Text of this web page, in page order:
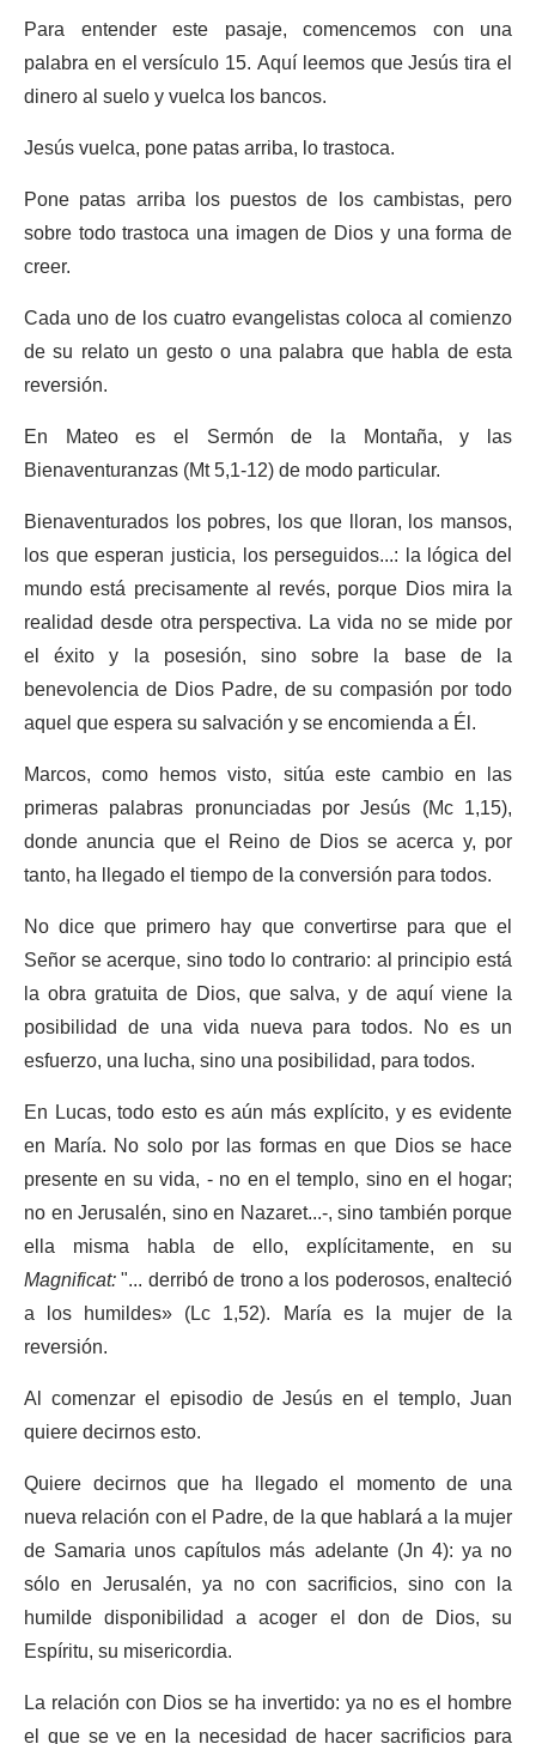
Para entender este pasaje, comencemos con una
palabra en el versículo 15. Aquí leemos que Jesús tira el
dinero al suelo y vuelca los bancos.
Jesús vuelca, pone patas arriba, lo trastoca.
Pone patas arriba los puestos de los cambistas, pero
sobre todo trastoca una imagen de Dios y una forma de
creer.
Cada uno de los cuatro evangelistas coloca al comienzo
de su relato un gesto o una palabra que habla de esta
reversión.
En Mateo es el Sermón de la Montaña, y las
Bienaventuranzas (Mt 5,1-12) de modo particular.
Bienaventurados los pobres, los que lloran, los mansos,
los que esperan justicia, los perseguidos...: la lógica del
mundo está precisamente al revés, porque Dios mira la
realidad desde otra perspectiva. La vida no se mide por
el éxito y la posesión, sino sobre la base de la
benevolencia de Dios Padre, de su compasión por todo
aquel que espera su salvación y se encomienda a Él.
Marcos, como hemos visto, sitúa este cambio en las
primeras palabras pronunciadas por Jesús (Mc 1,15),
donde anuncia que el Reino de Dios se acerca y, por
tanto, ha llegado el tiempo de la conversión para todos.
No dice que primero hay que convertirse para que el
Señor se acerque, sino todo lo contrario: al principio está
la obra gratuita de Dios, que salva, y de aquí viene la
posibilidad de una vida nueva para todos. No es un
esfuerzo, una lucha, sino una posibilidad, para todos.
En Lucas, todo esto es aún más explícito, y es evidente
en María. No solo por las formas en que Dios se hace
presente en su vida, - no en el templo, sino en el hogar;
no en Jerusalén, sino en Nazaret...-, sino también porque
ella misma habla de ello, explícitamente, en su
Magnificat:"... derribó de trono a los poderosos, enalteció
a los humildes» (Lc 1,52). María es la mujer de la
reversión.
Al comenzar el episodio de Jesús en el templo, Juan
quiere decirnos esto.
Quiere decirnos que ha llegado el momento de una
nueva relación con el Padre, de la que hablará a la mujer
de Samaria unos capítulos más adelante (Jn 4): ya no
sólo en Jerusalén, ya no con sacrificios, sino con la
humilde disponibilidad a acoger el don de Dios, su
Espíritu, su misericordia.
La relación con Dios se ha invertido: ya no es el hombre